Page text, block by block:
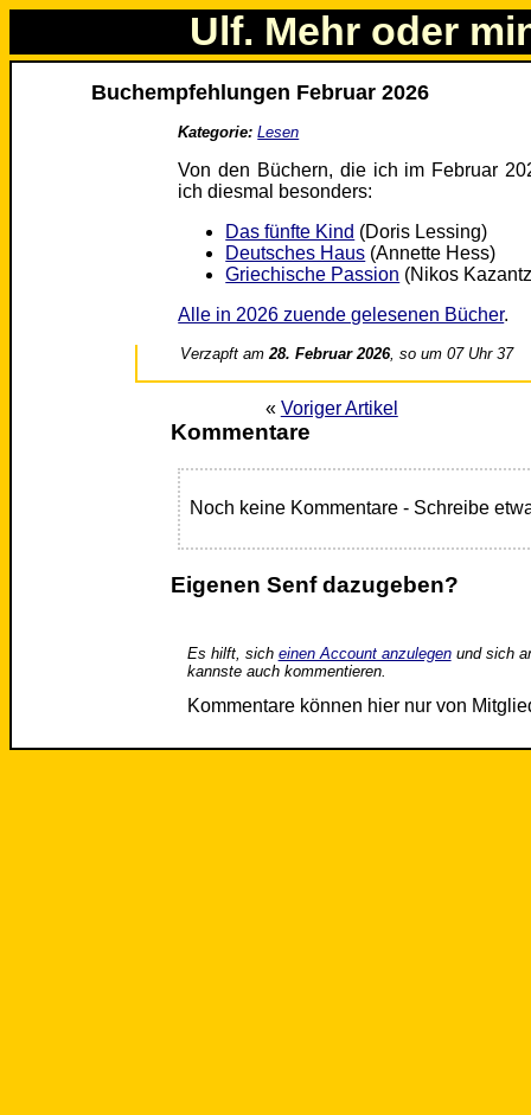
Ulf. Mehr oder
Buchempfehlungen Februar 2026
Kategorie: Lesen
Von den Büchern, die ich im Februar
ich diesmal besonders:
Das fünfte Kind (Doris Lessing)
Deutsches Haus (Annette Hess)
Griechische Passion (Nikos
Alle in 2026 zuende gelesenen Bücher.
Verzapft am28. Februar 2026, so um 07 Uhr 37
« Voriger Artikel
Kommentare
Noch keine Kommentare - Schreibe
Eigenen Senf dazugeben?
Es hilft, sich einen Account anzulegenund sich
kannste auch kommentieren.
Kommentare können hier nur von